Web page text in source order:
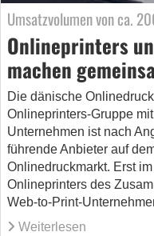
Umsatzvolumen von ca.
Onlineprinters
machen
Die dänische
Onlineprinters-Gruppe
Unternehmen ist nach
führende Anbieter auf
Onlinedruckmarkt. Erst
Onlineprinters des
Web-to-Print-
Weiterlesen